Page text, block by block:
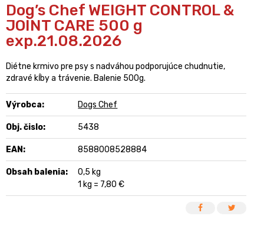
Dog’s Chef WEIGHT CONTROL &
JOINT CARE 500 g
exp.21.08.2026
Diétne krmivo pre psy s nadváhou podporujúce chudnutie,
zdravé kĺby a trávenie. Balenie 500g.
Výrobca: Dogs Chef
Obj. čislo: 5438
EAN: 8588008528884
Obsah balenia:
0,5 kg
1 kg = 7,80 €